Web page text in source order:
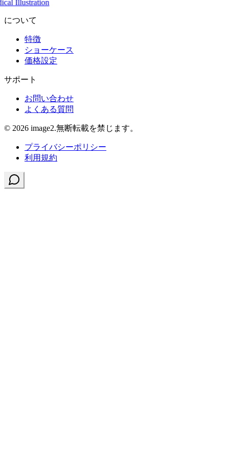
Illustration
について
特徴
ショーケース
価格設定
サポート
お問い合わせ
よくある質問
© 2026 image2.無断転載を禁じます。
プライバシーポリシー
利用規約